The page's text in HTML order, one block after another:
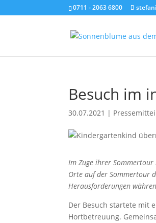
0711 - 2063 6800
Besuch im
30.07.2021 |
Im Zuge ihrer
Orte auf der Sommertour
Herausforderungen
Der Besuch startete mit
Hortbetreuung.